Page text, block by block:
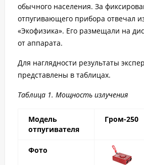
обычного населения. За
отпугивающего прибора отвечал
«Экофизика». Его размещали на
от аппарата.
Для наглядности результаты
представлены в таблицах.
Таблица 1. Мощность излучения
Модель
отпугивателя
Гром-250
Фото